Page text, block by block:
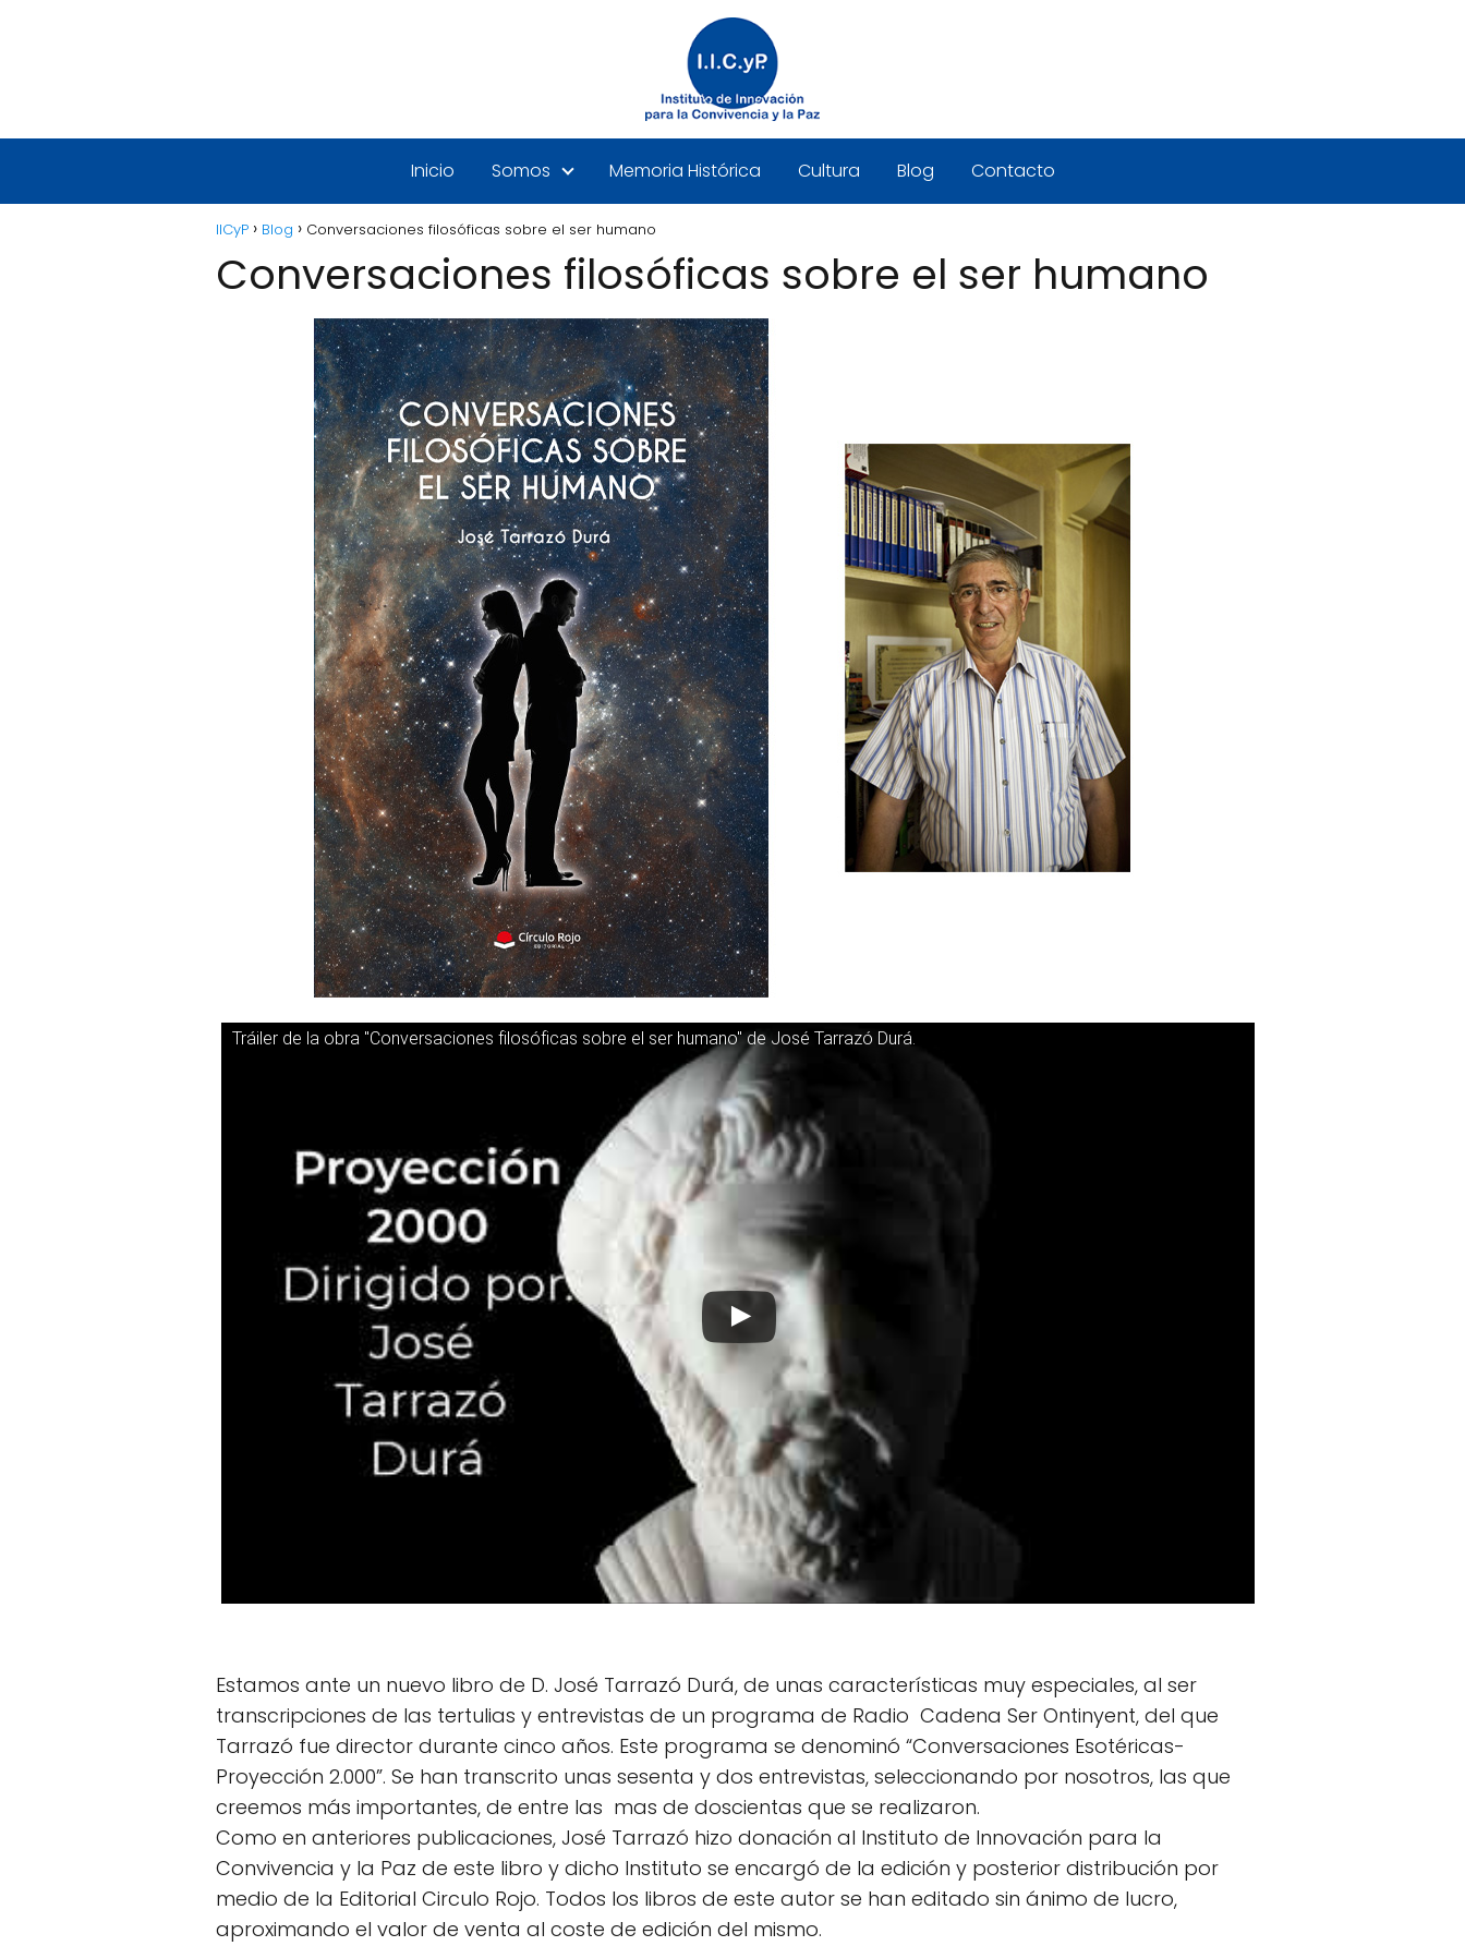
Inicio Somos Memoria Histórica Cultura Blog Contacto
IICyP Blog Conversaciones filosóficas sobre el ser humano
Conversaciones filosóficas sobre el ser humano
Tráiler de la obra "Conversaciones filosóficas sobre el ser humano" de José Tarrazó Durá.
Estamos ante un nuevo libro de D. José Tarrazó Durá, de unas características muy especiales, al ser
transcripciones de las tertulias y entrevistas de un programa de Radio Cadena Ser Ontinyent, del que
Tarrazó fue director durante cinco años. Este programa se denominó “Conversaciones Esotéricas-
Proyección 2.000”. Se han transcrito unas sesenta y dos entrevistas, seleccionando por nosotros, las que
creemos más importantes, de entre las mas de doscientas que se realizaron.
Como en anteriores publicaciones, José Tarrazó hizo donación al Instituto de Innovación para la
Convivencia y la Paz de este libro y dicho Instituto se encargó de la edición y posterior distribución por
medio de la Editorial Circulo Rojo. Todos los libros de este autor se han editado sin ánimo de lucro,
aproximando el valor de venta al coste de edición del mismo.